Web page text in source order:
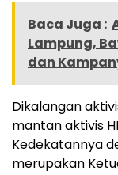
Baca Juga :
Lampung,
dan
Dikalangan
mantan aktivis
Kedekatannya
merupakan